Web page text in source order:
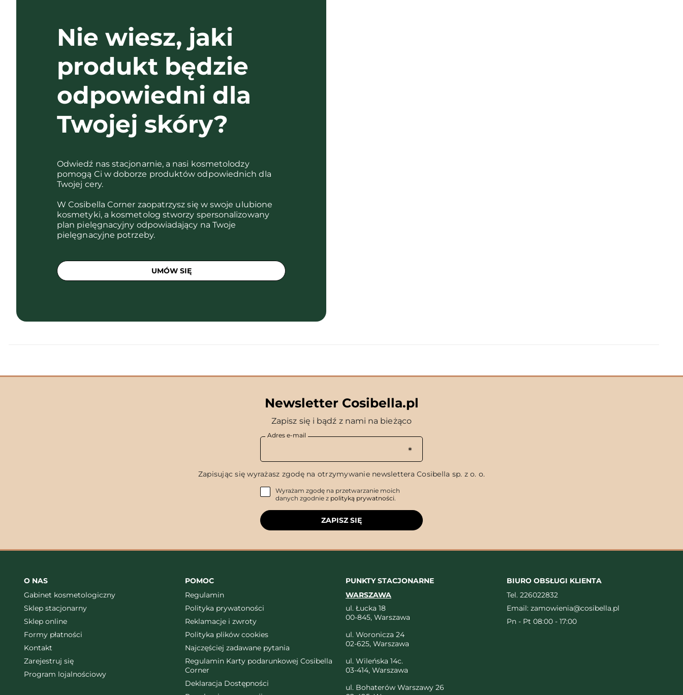
Nie wiesz, jaki
produkt będzie
odpowiedni dla
Twojej skóry?
Odwiedź nas stacjonarnie, a nasi kosmetolodzy
pomogą Ci w doborze produktów odpowiednich dla
Twojej cery.
W Cosibella Corner zaopatrzysz się w swoje ulubione
kosmetyki, a kosmetolog stworzy spersonalizowany
plan pielęgnacyjny odpowiadający na Twoje
pielęgnacyjne potrzeby.
UMÓW SIĘ
Newsletter Cosibella.pl
Zapisz się i bądź z nami na bieżąco
Adres e-mail
Zapisując się wyrażasz zgodę na otrzymywanie newslettera Cosibella sp. z o. o.
Wyrażam zgodę na przetwarzanie moich
danych zgodnie z polityką prywatności.
ZAPISZ SIĘ
O NAS
Gabinet kosmetologiczny
Sklep stacjonarny
Sklep online
Formy płatności
Kontakt
Zarejestruj się
Program lojalnościowy
POMOC
Regulamin
Polityka prywatoności
Reklamacje i zwroty
Polityka plików cookies
Najczęściej zadawane pytania
Regulamin Karty podarunkowej Cosibella
Corner
Deklaracja Dostępności
PUNKTY STACJONARNE
WARSZAWA
ul. Łucka 18
00-845, Warszawa
ul. Woronicza 24
02-625, Warszawa
ul. Wileńska 14c.
03-414, Warszawa
ul. Bohaterów Warszawy 26
BIURO OBSŁUGI KLIENTA
Tel. 226022832
Email: zamowienia@cosibella.pl
Pn - Pt 08:00 - 17:00